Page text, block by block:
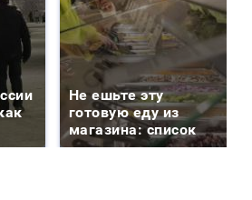
Не ешьте эту
готовую еду из
магазина: список